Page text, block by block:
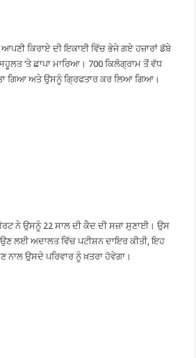
ਕਿਰਾਏ ਦੀ ਇਕਾਈ ਵਿੱਚ ਭੇਜੇ ਗਏ ਹਜ਼ਾਰਾਂ ਡੱਬੇ
‘ਤੇ ਛਾਪਾ ਮਾਰਿਆ। 700 ਕਿਲੋਗ੍ਰਾਮ ਤੋਂ ਵੱਧ
ਗਿਆ ਅਤੇ ਉਸਨੂੰ ਗ੍ਰਿਫਤਾਰ ਕਰ ਲਿਆ ਗਿਆ।
ਨੇ ਉਸਨੂੰ 22 ਸਾਲ ਦੀ ਕੈਦ ਦੀ ਸਜ਼ਾ ਸੁਣਾਈ। ਉਸ
ਲਈ ਅਦਾਲਤ ਵਿੱਚ ਪਟੀਸ਼ਨ ਦਾਇਰ ਕੀਤੀ, ਇਹ
ਨਾਲ ਉਸਦੇ ਪਰਿਵਾਰ ਨੂੰ ਖ਼ਤਰਾ ਹੋਵੇਗਾ।